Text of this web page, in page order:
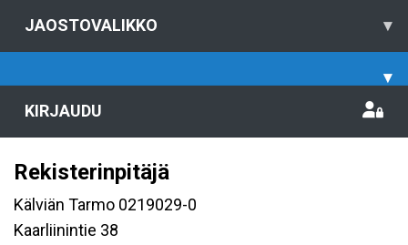
JAOSTOVALIKKO ▾
▾
KIRJAUDU
Rekisterinpitäjä
Kälviän Tarmo 0219029-0
Kaarliinintie 38